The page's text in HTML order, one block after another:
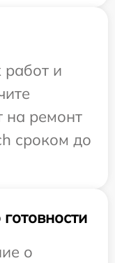
и
на ремонт
сроком до
о